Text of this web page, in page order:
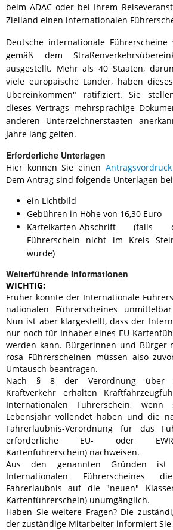
beim ADAC oder bei Ihrem
Zielland einen internationalen
Deutsche internationale
gemäß dem
ausgestellt. Mehr als 40 Staaten,
viele europäische Länder, haben
Übereinkommen" ratifiziert. Sie
dieses Vertrags mehrsprachige
anderen Unterzeichnerstaaten
Jahre lang gelten.
Erforderliche Unterlagen
Hier können Sie einen
Dem Antrag sind folgende Unterlagen
ein Lichtbild
Gebühren in Höhe von 16,30 Euro
Karteikarten-Abschrift (falls
Führerschein nicht im Kreis
wurde)
Weiterführende Informationen
WICHTIG:
Früher konnte der Internationale
nationalen Führerscheines
Nun ist aber klargestellt, dass der
nur noch für Inhaber eines EU-
werden kann. Bürgerinnen und Bürger
rosa Führerscheinen müssen also
Umtausch beantragen.
Nach § 8 der Verordnung über
Kraftverkehr erhalten
Internationalen Führerschein,
Lebensjahr vollendet haben und die
Fahrerlaubnis-Verordnung für das
erforderliche EU- oder EWR-
Kartenführerschein) nachweisen.
Aus den genannten Gründen
Internationalen Führerscheines
Fahrerlaubnis auf die "neuen"
Kartenführerschein) unumgänglich.
Haben Sie weitere Fragen? Die
der zuständige Mitarbeiter informiert Sie